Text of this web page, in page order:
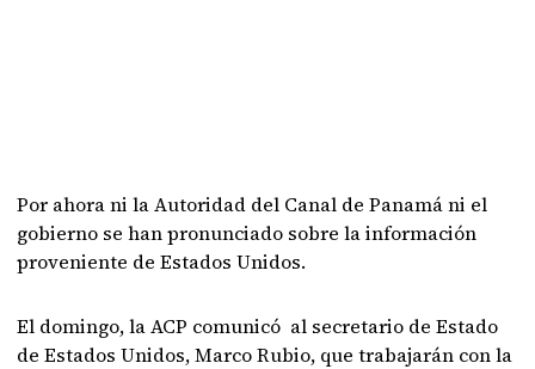
Por ahora ni la Autoridad del Canal de Panamá ni el
gobierno se han pronunciado sobre la información
proveniente de Estados Unidos.
El domingo, la ACP comunicó al secretario de Estado
de Estados Unidos, Marco Rubio, que trabajarán con la